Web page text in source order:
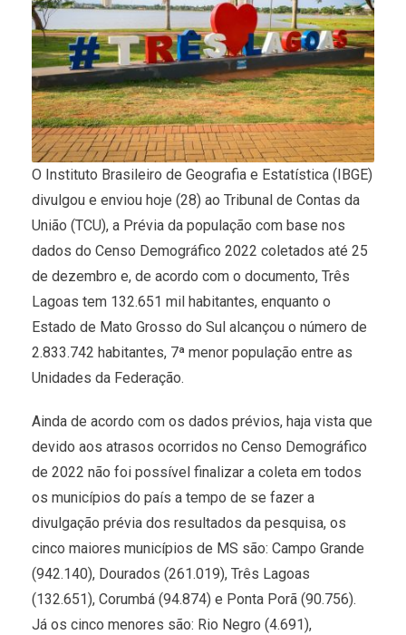
O Instituto Brasileiro de Geografia e Estatística (IBGE)
divulgou e enviou hoje (28) ao Tribunal de Contas da
União (TCU), a Prévia da população com base nos
dados do Censo Demográfico 2022 coletados até 25
de dezembro e, de acordo com o documento, Três
Lagoas tem 132.651 mil habitantes, enquanto o
Estado de Mato Grosso do Sul alcançou o número de
2.833.742 habitantes, 7ª menor população entre as
Unidades da Federação.
Ainda de acordo com os dados prévios, haja vista que
devido aos atrasos ocorridos no Censo Demográfico
de 2022 não foi possível finalizar a coleta em todos
os municípios do país a tempo de se fazer a
divulgação prévia dos resultados da pesquisa, os
cinco maiores municípios de MS são: Campo Grande
(942.140), Dourados (261.019), Três Lagoas
(132.651), Corumbá (94.874) e Ponta Porã (90.756).
Já os cinco menores são: Rio Negro (4.691),